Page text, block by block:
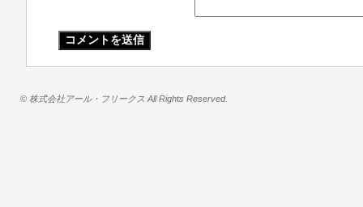
© 株式会社アール・フリークス All Rights Reserved.